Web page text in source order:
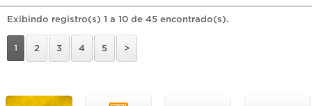
Exibindo registro(s) 1 a 10 de 45 encontrado(s).
1 2 3 4 5 >